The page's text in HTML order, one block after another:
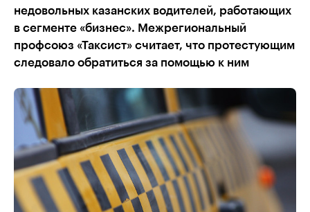
недовольных казанских водителей, работающих
в сегменте «бизнес». Межрегиональный
профсоюз «Таксист» считает, что протестующим
следовало обратиться за помощью к ним